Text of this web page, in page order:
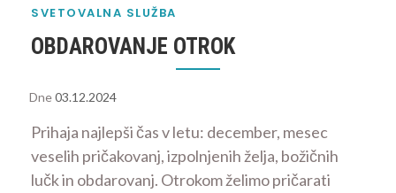
SVETOVALNA SLUŽBA
OBDAROVANJE OTROK
Dne03.12.2024
Prihaja najlepši čas v letu: december, mesec
veselih pričakovanj, izpolnjenih želja, božičnih
lučk in obdarovanj. Otrokom želimo pričarati